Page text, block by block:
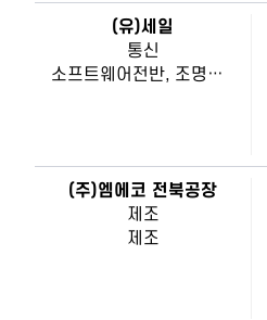
(유)세일
통신
소프트웨어전반, 조명등 제작설치 등
(주)엠에코 전북공장
제조
제조